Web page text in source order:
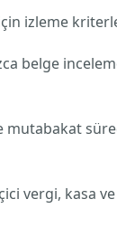
izleme
belge
mutabakat
vergi,